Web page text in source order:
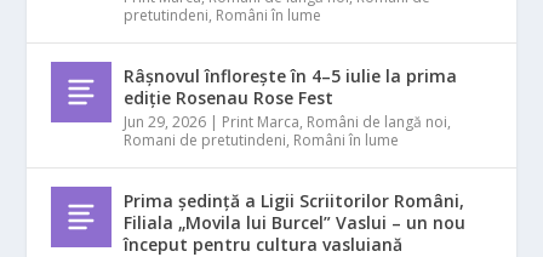
pretutindeni, Români în lume
Râșnovul înflorește în 4–5 iulie la prima
ediție Rosenau Rose Fest
Jun 29, 2026 | Print Marca, Români de langă noi,
Romani de pretutindeni, Români în lume
Prima ședință a Ligii Scriitorilor Români,
Filiala „Movila lui Burcel” Vaslui – un nou
început pentru cultura vasluiană